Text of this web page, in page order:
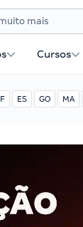
Cursos
ES GO MA